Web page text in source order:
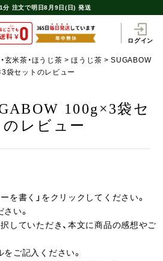
分 注文で明日8月9日(日) 発送
ログイン
玄米茶・ほうじ茶 ほうじ茶
SUGABOW
袋セットのレビュー
100g×3袋セ
のレビュー
を書く」をクリックしてください。
い。
していただき、本文に商品の感想やご
ご記入ください。